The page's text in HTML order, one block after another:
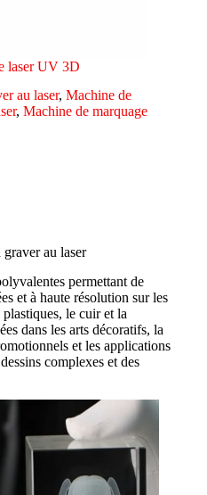
laser UV 3D
au laser,Machine de
,Machine de marquage
au laser
permettant de
et à haute résolution sur les
le cuir et la
dans les arts décoratifs, la
et les applications
complexes et des